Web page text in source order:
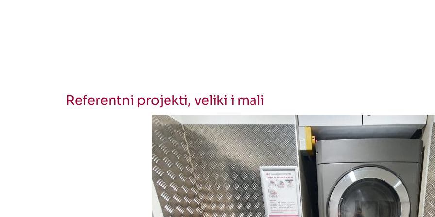
Referentni projekti, veliki i mali